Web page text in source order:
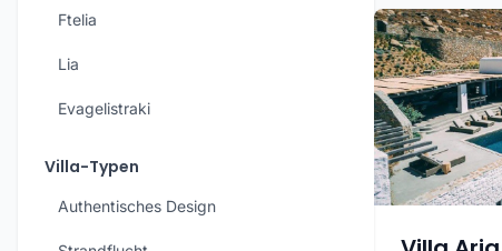
Ftelia
Lia
Evagelistraki
Villa-Typen
Authentisches Design